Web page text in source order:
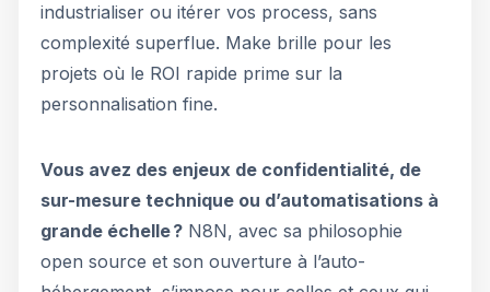
industrialiser ou itérer vos process, sans
complexité superflue. Make brille pour les
projets où le ROI rapide prime sur la
personnalisation fine.
Vous avez des enjeux de confidentialité, de
sur-mesure technique ou d’automatisations à
grande échelle ? N8N, avec sa philosophie
open source et son ouverture à l’auto-